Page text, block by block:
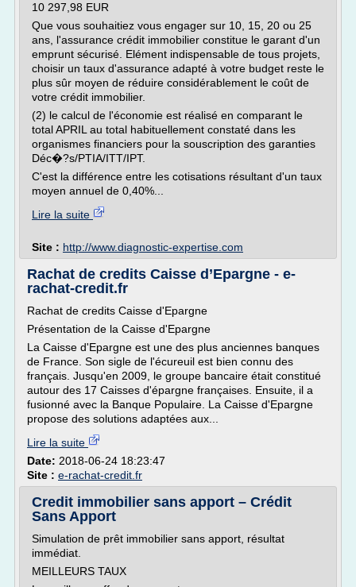
10 297,98 EUR
Que vous souhaitiez vous engager sur 10, 15, 20 ou 25
ans, l'assurance crédit immobilier constitue le garant d'un
emprunt sécurisé. Elément indispensable de tous projets,
choisir un taux d'assurance adapté à votre budget reste le
plus sûr moyen de réduire considérablement le coût de
votre crédit immobilier.
(2) le calcul de l'économie est réalisé en comparant le
total APRIL au total habituellement constaté dans les
organismes financiers pour la souscription des garanties
Déc�?s/PTIA/ITT/IPT.
C'est la différence entre les cotisations résultant d'un taux
moyen annuel de 0,40%...
Lire la suite
Site : http://www.diagnostic-expertise.com
Rachat de credits Caisse d’Epargne - e-
rachat-credit.fr
Rachat de credits Caisse d'Epargne
Présentation de la Caisse d'Epargne
La Caisse d'Epargne est une des plus anciennes banques
de France. Son sigle de l'écureuil est bien connu des
français. Jusqu'en 2009, le groupe bancaire était constitué
autour des 17 Caisses d'épargne françaises. Ensuite, il a
fusionné avec la Banque Populaire. La Caisse d'Epargne
propose des solutions adaptées aux...
Lire la suite
Date: 2018-06-24 18:23:47
Site : e-rachat-credit.fr
Credit immobilier sans apport – Crédit
Sans Apport
Simulation de prêt immobilier sans apport, résultat
immédiat.
MEILLEURS TAUX